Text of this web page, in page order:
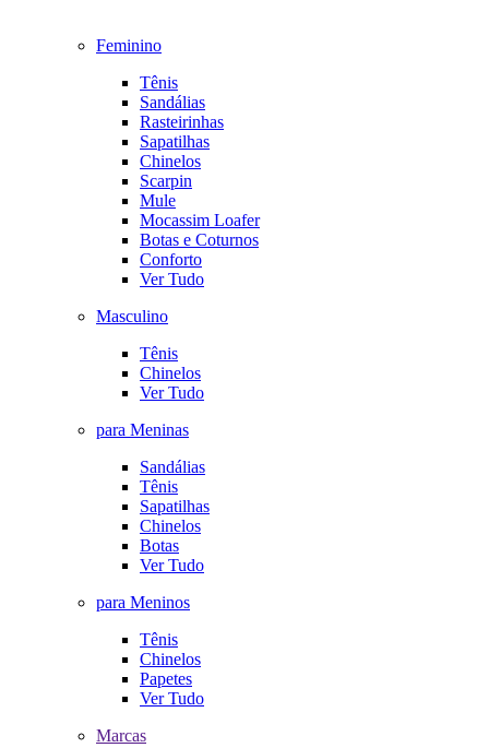
Feminino
Tênis
Sandálias
Rasteirinhas
Sapatilhas
Chinelos
Scarpin
Mule
Mocassim Loafer
Botas e Coturnos
Conforto
Ver Tudo
Masculino
Tênis
Chinelos
Ver Tudo
para Meninas
Sandálias
Tênis
Sapatilhas
Chinelos
Botas
Ver Tudo
para Meninos
Tênis
Chinelos
Papetes
Ver Tudo
Marcas